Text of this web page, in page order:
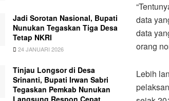
Jadi Sorotan Nasional, Bupati
Nunukan Tegaskan Tiga Desa
Tetap NKRI
24 JANUARI 2026
Tinjau Longsor di Desa
Srinanti, Bupati Irwan Sabri
Tegaskan Pemkab Nunukan
Langsung Respon Cepat
data
data
orang
Lebih